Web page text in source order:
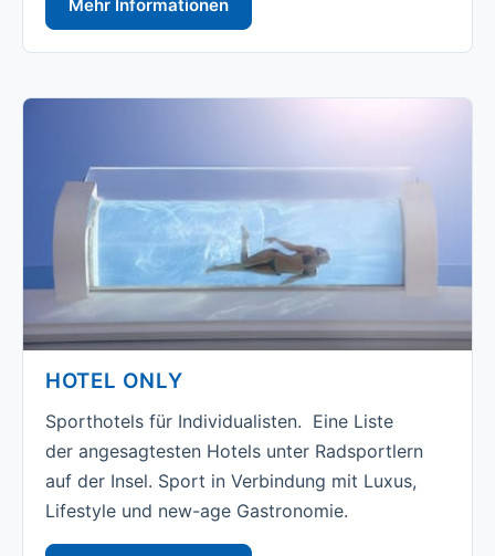
Mehr Informationen
HOTEL ONLY
Sporthotels für Individualisten. Eine Liste
der angesagtesten Hotels unter Radsportlern
auf der Insel. Sport in Verbindung mit Luxus,
Lifestyle und new-age Gastronomie.